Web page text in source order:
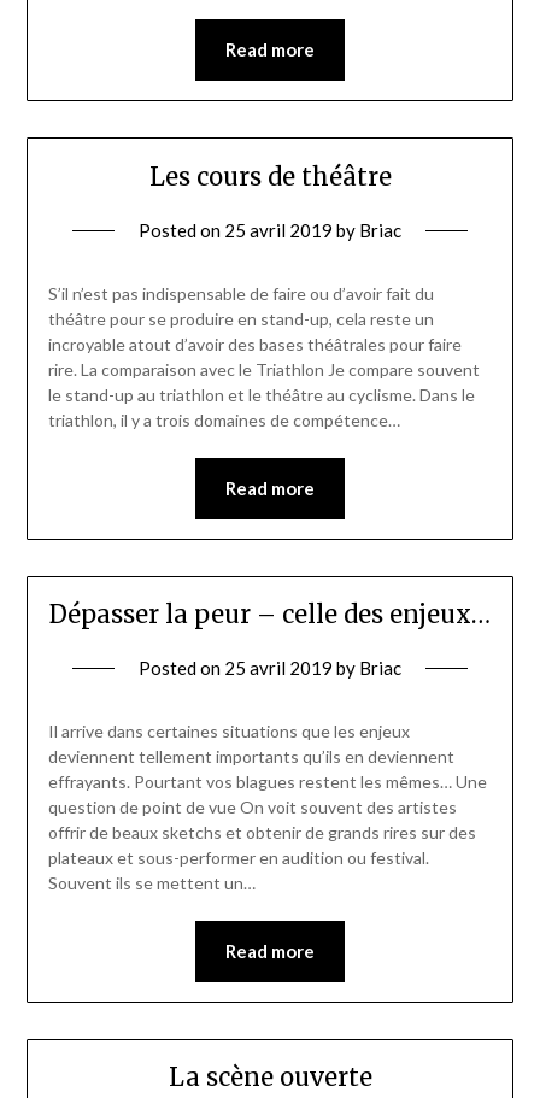
Read more
Les cours de théâtre
Posted on 25 avril 2019 by Briac
S’il n’est pas indispensable de faire ou d’avoir fait du
théâtre pour se produire en stand-up, cela reste un
incroyable atout d’avoir des bases théâtrales pour faire
rire. La comparaison avec le Triathlon Je compare souvent
le stand-up au triathlon et le théâtre au cyclisme. Dans le
triathlon, il y a trois domaines de compétence…
Read more
Dépasser la peur – celle des enjeux…
Posted on 25 avril 2019 by Briac
Il arrive dans certaines situations que les enjeux
deviennent tellement importants qu’ils en deviennent
effrayants. Pourtant vos blagues restent les mêmes… Une
question de point de vue On voit souvent des artistes
offrir de beaux sketchs et obtenir de grands rires sur des
plateaux et sous-performer en audition ou festival.
Souvent ils se mettent un…
Read more
La scène ouverte